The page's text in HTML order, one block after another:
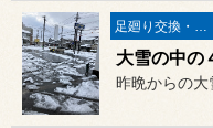
足廻り交換・４輪アライメント調整
大雪の中の